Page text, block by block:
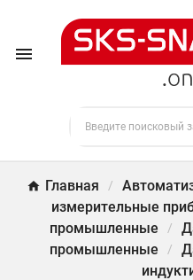

Главная
измерительные
промышленные
промышленные